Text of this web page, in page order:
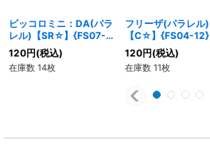
ピッコロミニ：DA(パラ
レル)【SR☆】{FS07-
05}
120円(税込)
在庫数 14枚
フリーザ(パラレル)
【C☆】{FS04-12}
120円(税込)
在庫数 11枚